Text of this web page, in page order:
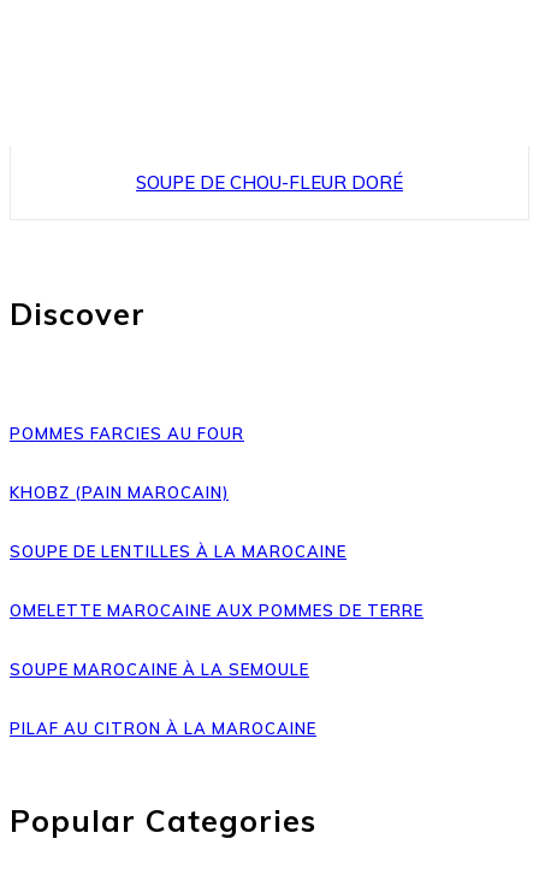
SOUPE DE CHOU-FLEUR DORÉ
Discover
POMMES FARCIES AU FOUR
KHOBZ (PAIN MAROCAIN)
SOUPE DE LENTILLES À LA MAROCAINE
OMELETTE MAROCAINE AUX POMMES DE TERRE
SOUPE MAROCAINE À LA SEMOULE
PILAF AU CITRON À LA MAROCAINE
Popular Categories